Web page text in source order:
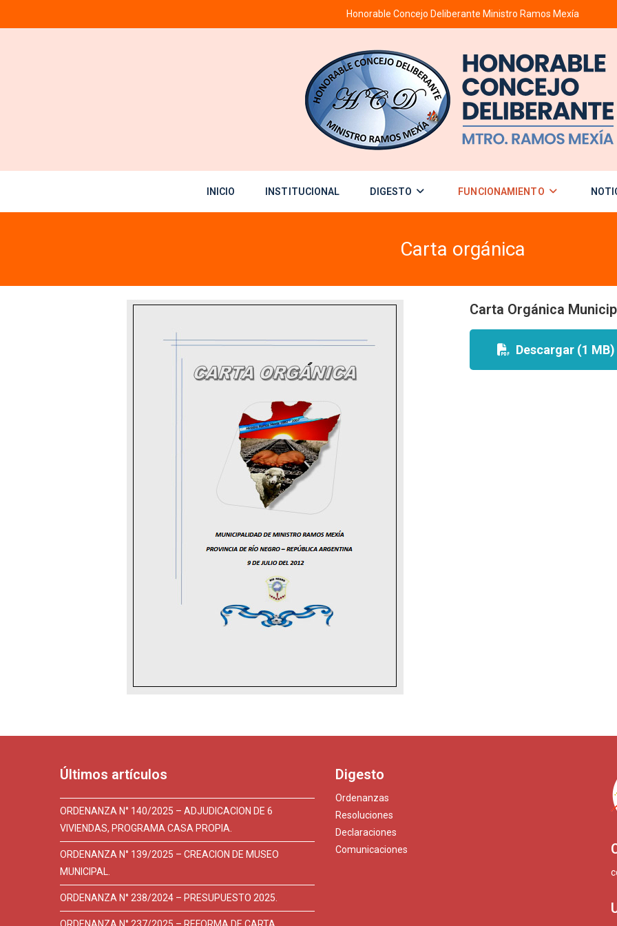
Honorable Concejo Deliberante Ministro Ramos Mexía
INICIO INSTITUCIONAL DIGESTO FUNCIONAMIENTO
Carta orgánica
Carta Orgánica
Descargar (1 MB)
Últimos artículos
ORDENANZA N° 140/2025 – ADJUDICACION DE 6
VIVIENDAS, PROGRAMA CASA PROPIA.
ORDENANZA N° 139/2025 – CREACION DE MUSEO
MUNICIPAL.
ORDENANZA N° 238/2024 – PRESUPUESTO 2025.
Digesto
Ordenanzas
Resoluciones
Declaraciones
Comunicaciones